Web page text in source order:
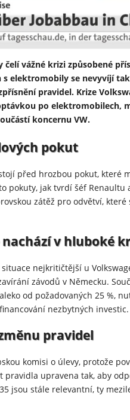
čelí vážné krizi způsobené
s elektromobily se nevyvíjí
pravidel. Krize
po elektromobilech,
koncernu VW.
pokut
před hrozbou pokut, které
pokuty, jak tvrdí šéf
zátěž pro odvětví,
nachází v hluboké
nejkritičtější u
závodů v Německu.
od požadovaných 25 %,
nezbytných investic.
pravidel
komisi o úlevy, protože
pravidla upravena tak, aby
jsou stále relevantní, ty